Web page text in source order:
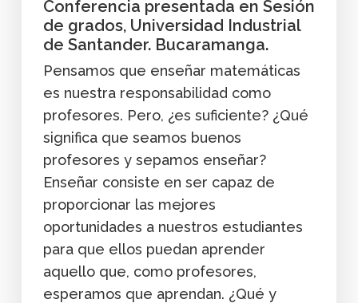
Conferencia presentada en Sesión
de grados, Universidad Industrial
de Santander. Bucaramanga.
Pensamos que enseñar matemáticas
es nuestra responsabilidad como
profesores. Pero, ¿es suficiente? ¿Qué
significa que seamos buenos
profesores y sepamos enseñar?
Enseñar consiste en ser capaz de
proporcionar las mejores
oportunidades a nuestros estudiantes
para que ellos puedan aprender
aquello que, como profesores,
esperamos que aprendan. ¿Qué y